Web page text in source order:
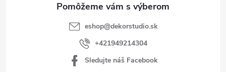
eshop@dekorstudio.sk
+421949214304
Sledujte náš Facebook